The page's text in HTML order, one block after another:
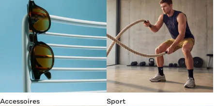
Accessoires Sport